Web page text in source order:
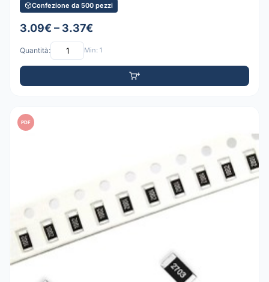
Confezione da 500 pezzi
3.09€ – 3.37€
Quantità: Min: 1
PDF